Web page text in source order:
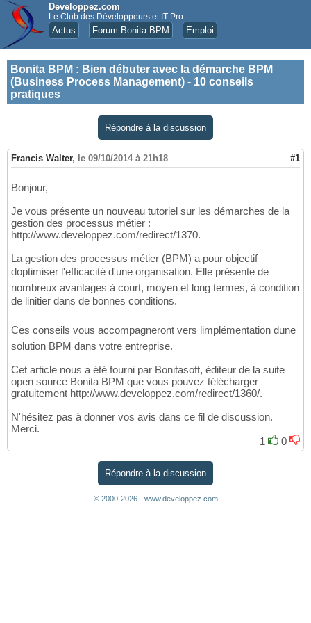
Developpez.com
Le Club des Développeurs et IT Pro
Actus Forum Bonita BPM Emploi
Bonita BPM : Bien débuter avec la démarche BPM
(Business Process Management) - 10 conseils
pratiques
Répondre à la discussion
Francis Walter, le 09/10/2014 à 21h18 #1
Bonjour,
Je vous présente un nouveau tutoriel sur les démarches de la
gestion des processus métier :
http://www.developpez.com/redirect/1370.
La gestion des processus métier (BPM) a pour objectif
doptimiser l'efficacité d'une organisation. Elle présente de
nombreux avantages à court, moyen et long termes, à condition
de linitier dans de bonnes conditions.
Ces conseils vous accompagneront vers limplémentation dune
solution BPM dans votre entreprise.
Cet article nous a été fourni par Bonitasoft, éditeur de la suite
open source Bonita BPM que vous pouvez télécharger
gratuitement http://www.developpez.com/redirect/1360/.
N'hésitez pas à donner vos avis dans ce fil de discussion.
Merci.
1
0
Répondre à la discussion
© 2000-2026 - www.developpez.com